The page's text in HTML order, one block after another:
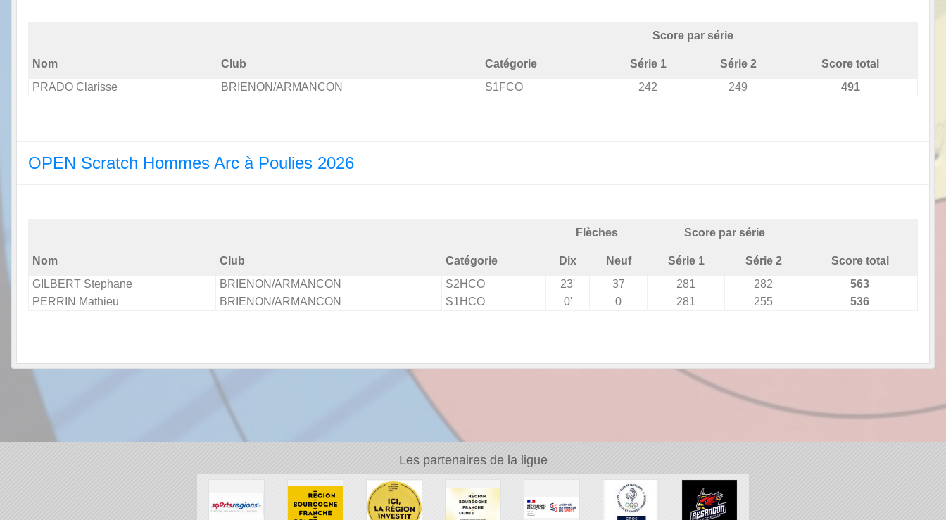
Score par série
Nom Club Catégorie Série 1 Série 2
Score total
PRADO Clarisse
BRIENON/ARMANCON S1FCO 242 249 491
OPEN Scratch Hommes Arc à Poulies 2026
Flèches Score par série
Nom Club Catégorie Dix Neuf Série 1 Série 2
Score total
GILBERT Stephane
BRIENON/ARMANCON S2HCO 23' 37 281 282
563
PERRIN Mathieu
BRIENON/ARMANCON S1HCO 0' 0 281 255 536
Les partenaires de la ligue